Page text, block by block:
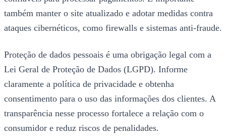
também manter o site atualizado e adotar medidas contra
ataques cibernéticos, como firewalls e sistemas anti-fraude.
Proteção de dados pessoais é uma obrigação legal com a
Lei Geral de Proteção de Dados (LGPD). Informe
claramente a política de privacidade e obtenha
consentimento para o uso das informações dos clientes. A
transparência nesse processo fortalece a relação com o
consumidor e reduz riscos de penalidades.